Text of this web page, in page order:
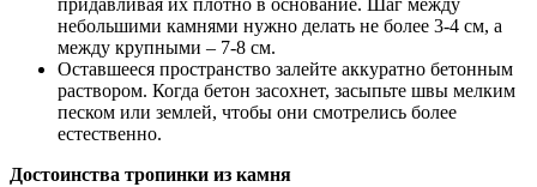
небольшими камнями нужно делать не более 3-4 см, а
между крупными – 7-8 см.
Оставшееся пространство залейте аккуратно бетонным
раствором. Когда бетон засохнет, засыпьте швы мелким
песком или землей, чтобы они смотрелись более
естественно.
Достоинства тропинки из камня